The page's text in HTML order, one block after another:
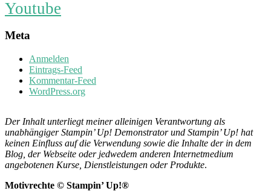
Youtube
Meta
Anmelden
Eintrags-Feed
Kommentar-Feed
WordPress.org
Der Inhalt unterliegt meiner alleinigen Verantwortung als
unabhängiger Stampin’ Up! Demonstrator und Stampin’ Up! hat
keinen Einfluss auf die Verwendung sowie die Inhalte der in dem
Blog, der Webseite oder jedwedem anderen Internetmedium
angebotenen Kurse, Dienstleistungen oder Produkte.
Motivrechte © Stampin’ Up!®